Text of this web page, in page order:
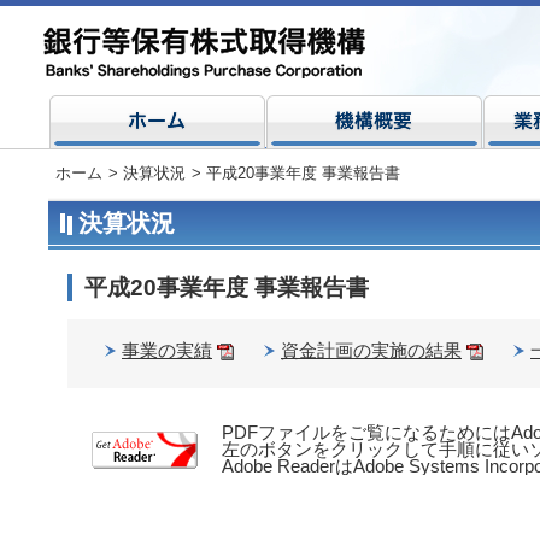
ホーム > 決算状況 > 平成20事業年度 事業報告書
決算状況
平成20事業年度 事業報告書
事業の実績 資金計画の実施の結果
PDFファイルをご覧になるためには
左のボタンをクリックして手順に従
Adobe ReaderはAdobe Systems